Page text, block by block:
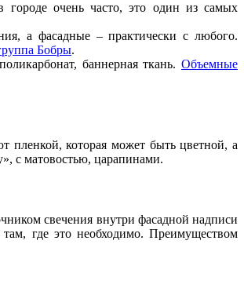
очень часто, это один из самых
а фасадные – практически с любого.
Бобры.
баннерная ткань.Объемные
пленкой, которая может быть цветной, а
с матовостью, царапинами.
свечения внутри фасадной надписи
где это необходимо. Преимуществом